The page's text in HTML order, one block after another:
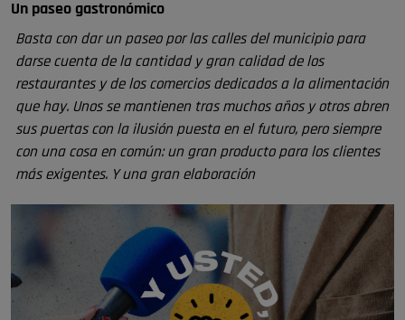
Un paseo gastronómico
Basta con dar un paseo por las calles del municipio para
darse cuenta de la cantidad y gran calidad de los
restaurantes y de los comercios dedicados a la alimentación
que hay. Unos se mantienen tras muchos años y otros abren
sus puertas con la ilusión puesta en el futuro, pero siempre
con una cosa en común: un gran producto para los clientes
más exigentes. Y una gran elaboración